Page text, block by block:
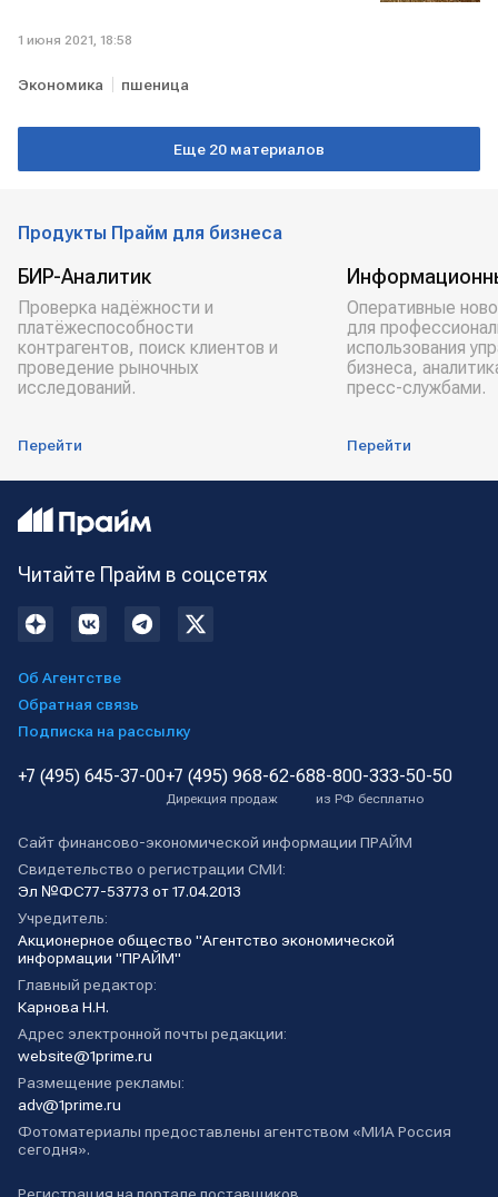
1 июня 2021, 18:58
Экономика пшеница
Еще 20 материалов
Продукты Прайм для бизнеса
БИР-Аналитик
Проверка надёжности и
платёжеспособности
контрагентов, поиск клиентов и
проведение рыночных
исследований.
Перейти
Оперативные
для
использования
бизнеса,
пресс-службами.
Перейти
Читайте Прайм в соцсетях
Об Агентстве
Обратная связь
Подписка на рассылку
+7 (495) 645-37-00+7 (495) 968-62-68
Дирекция продаж
8-800-333-50-50
из РФ бесплатно
Сайт финансово-экономической информации ПРАЙМ
Свидетельство о регистрации СМИ:
Эл №ФС77-53773 от 17.04.2013
Учредитель:
Акционерное общество "Агентство экономической
информации "ПРАЙМ"
Главный редактор:
Карнова Н.Н.
Адрес электронной почты редакции:
website@1prime.ru
Размещение рекламы:
adv@1prime.ru
Фотоматериалы предоставлены агентством «МИА Россия
сегодня».